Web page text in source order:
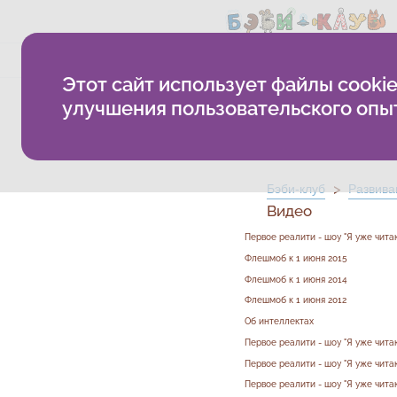
ВИДЕОБЛОГ
Бэби-клуб
Видео
Первое реалити - шоу "Я уже
Флешмоб к 1 июня 2015
Флешмоб к 1 июня 2014
Флешмоб к 1 июня 2012
Об интеллектах
Первое реалити - шоу "Я уже
Первое реалити - шоу "Я уже
Первое реалити - шоу "Я уже
Этот сайт использует файлы
улучшения пользовательского